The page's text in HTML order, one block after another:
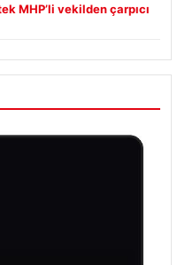
MHP’li vekilden çarpıcı